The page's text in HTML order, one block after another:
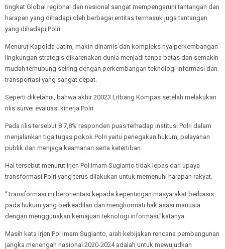
tingkat Global regional dan nasional sangat mempengaruhi tantangan dan
harapan yang dihadapi oleh berbagai entitas termasuk juga tantangan
yang dihadapi Polri.
Menurut Kapolda Jatim, makin dinamis dan kompleks nya perkembangan
lingkungan strategis dikarenakan dunia menjadi tanpa batas dan semakin
mudah terhubung seiring dengan perkembangan teknologi informasi dan
transportasi yang sangat cepat.
Seperti diketahui, bahwa akhir 20023 Litbang Kompas setelah melakukan
rilis survei evaluasi kinerja Polri.
Pada rilis tersebut 8 7,8% responden puas terhadap institusi Polri dalam
menjalankan tiga tugas pokok Polri yaitu penegakan hukum, pelayanan
publik dan menjaga keamanan serta ketertiban.
Hal tersebut menurut Irjen Pol Imam Sugianto tidak lepas dari upaya
transformasi Polri yang terus dilakukan untuk memenuhi harapan rakyat.
“Transformasi ini berorientasi kepada kepentingan masyarakat berbasis
pada hukum yang berkeadilan dan menghormati hak asasi manusia
dengan menggunakan kemajuan teknologi informasi,"katanya.
Masih kata Irjen Pol Imam Sugianto, arah kebijakan rencana pembangunan
jangka menengah nasional 2020-2024 adalah untuk mewujudkan